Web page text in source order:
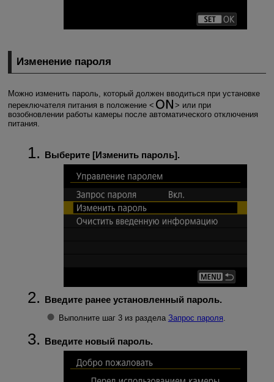
Изменение пароля
Можно изменить пароль, который должен вводиться при установке
переключателя питания в положение
или при
возобновлении работы камеры после автоматического отключения
питания.
Выберите [Изменить пароль].
Введите ранее установленный пароль.
Выполните шаг 3 из раздела Запрос пароля
Введите новый пароль.